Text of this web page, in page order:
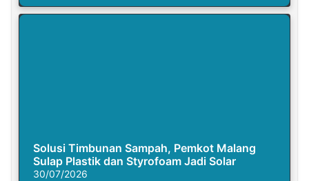
Solusi Timbunan Sampah, Pemkot Malang
Sulap Plastik dan Styrofoam Jadi Solar
30/07/2026